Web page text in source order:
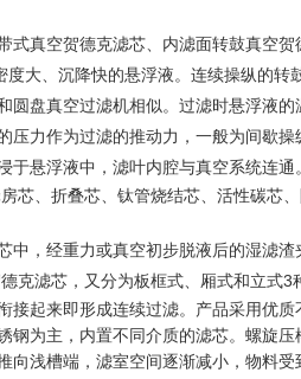
式真空贺德克滤芯、内滤面转鼓真空贺
大、沉降快的悬浮液。连续操纵的转
盘真空过滤机相似。过滤时悬浮液的
压力作为过滤的推动力，一般为间歇操
悬浮液中，滤叶内腔与真空系统连通
芯、折叠芯、钛管烧结芯、活性碳芯
中，经重力或真空初步脱液后的湿滤渣
德克滤芯 ，又分为板框式、厢式和立式3
接起来即形成连续过滤。产品采用优质
钢为主，内置不同介质的滤芯。螺旋压
浅槽端，滤室空间逐渐减小，物料受